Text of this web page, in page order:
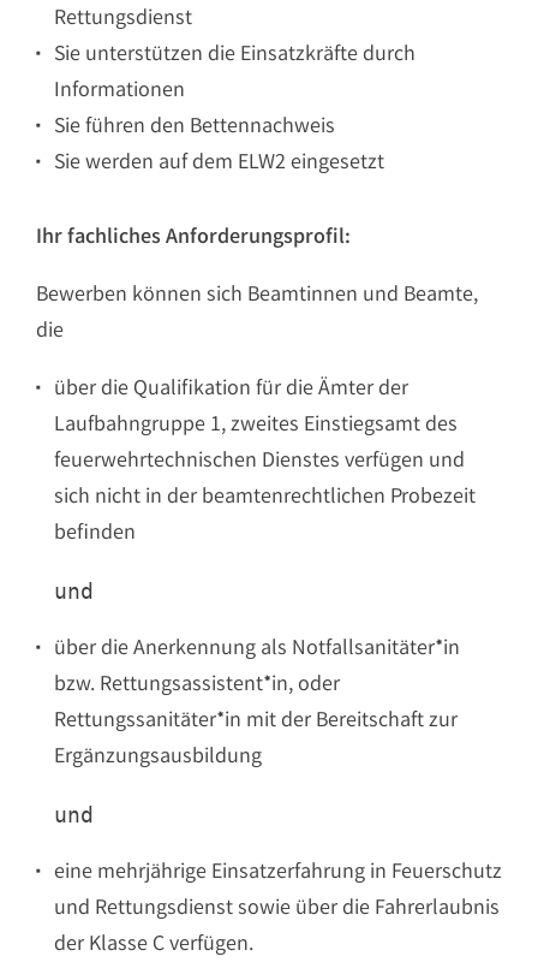
Rettungsdienst
Sie unterstützen die Einsatzkräfte durch
Informationen
Sie führen den Bettennachweis
Sie werden auf dem ELW2 eingesetzt
Ihr fachliches Anforderungsprofil:
Bewerben können sich Beamtinnen und Beamte,
die
über die Qualifikation für die Ämter der
Laufbahngruppe 1, zweites Einstiegsamt des
feuerwehrtechnischen Dienstes verfügen und
sich nicht in der beamtenrechtlichen Probezeit
befinden
über die Anerkennung als Notfallsanitäter*in
bzw. Rettungsassistent*in, oder
Rettungssanitäter*in mit der Bereitschaft zur
Ergänzungsausbildung
eine mehrjährige Einsatzerfahrung in Feuerschutz
und Rettungsdienst sowie über die Fahrerlaubnis
der Klasse C verfügen.